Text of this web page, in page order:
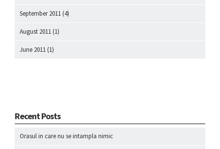
September 2011 (4)
August 2011 (1)
June 2011 (1)
Recent Posts
Orasul in care nu se intampla nimic